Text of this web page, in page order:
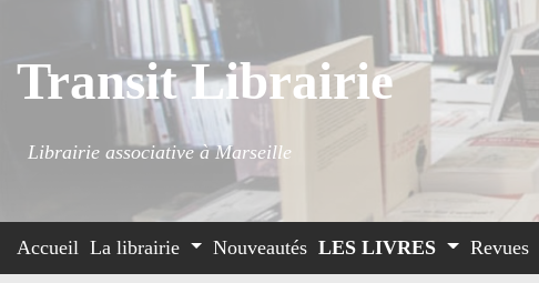
Transit Librairie
Librairie associative à Marseille
Accueil La librairie Nouveautés LES LIVRES Revues